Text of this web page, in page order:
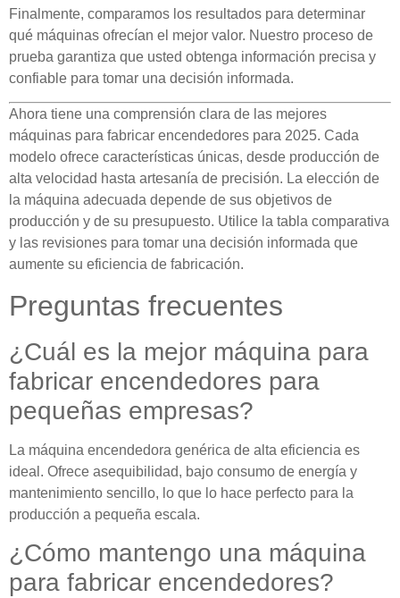
Finalmente, comparamos los resultados para determinar
qué máquinas ofrecían el mejor valor. Nuestro proceso de
prueba garantiza que usted obtenga información precisa y
confiable para tomar una decisión informada.
Ahora tiene una comprensión clara de las mejores
máquinas para fabricar encendedores para 2025. Cada
modelo ofrece características únicas, desde producción de
alta velocidad hasta artesanía de precisión. La elección de
la máquina adecuada depende de sus objetivos de
producción y de su presupuesto. Utilice la tabla comparativa
y las revisiones para tomar una decisión informada que
aumente su eficiencia de fabricación.
Preguntas frecuentes
¿Cuál es la mejor máquina para
fabricar encendedores para
pequeñas empresas?
La máquina encendedora genérica de alta eficiencia es
ideal. Ofrece asequibilidad, bajo consumo de energía y
mantenimiento sencillo, lo que lo hace perfecto para la
producción a pequeña escala.
¿Cómo mantengo una máquina
para fabricar encendedores?